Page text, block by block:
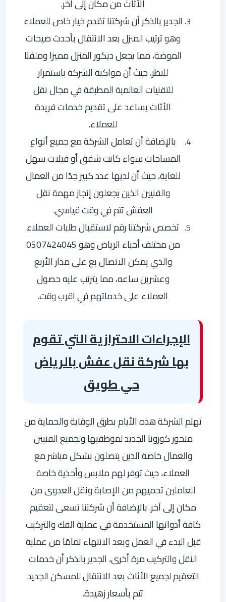
الأثاث من مكان إلى آخر.
الجدير بالذكر أن شركتنا تقدم خيار خاص للعملاء
وهو ترتيب المنزل بعد الانتقال بأحدث صيحات
الموضة، مما يجعل ديكور المنزل مميزا وملفتا
للنظر، حيث أن مواكبة الشركة باستمرار
للتقنيات العالمية المطبقة في مجال نقل
الأثاث يساعد على تقديم خدمات فريدة
للعملاء.
بالإضافة أن تعامل الشركة مع جميع أنواع
المساحات سواء كانت شقق أو فيلات سهل
للغاية، حيث أن لديها عدد كبير جدًا من العمال
والفنيين الذين يجعلون إنجاز مهمة نقل
العفش تتم في وقت قياسي.
تخصص شركتنا رقم لاستقبال طلبات العملاء
من مختلف أحياء الرياض وهو 0507424045
والذي يمكن الاتصال بع على مدار الأربع
وعشرين ساعه، مما يترتب عليه حصول
العملاء على خدماتهم في اقرب وقت.
الإجراءات الاحترازية التي تقوم
بها شركة نقل عفش بالرياض
حي طويق
تهتم الشركة هذه الأيام بطرق الوقاية والحماية من
متحور كورونا الجديد لموظفيها ولجميع الفنيين
والعمال خاصة الذين يتصلون بشكل مباشر مع
العملاء، حيث توفر لهم ملابس وأحذية خاصة
للعاملين تحميهم من الإصابة ونقل العدوى من
مكان إلى آخر. بالإضافة أن شركتنا تسعى لتعقيم
كافة أدواتها المستخدمة في عملية الفك والتركيب
قبل البدء في العمل وبعد الانتهاء تمامًا من عملية
النقل والتركيب مرة أخرى، الجدير بالذكر أن خدمات
التعقيم لجميع الأثاث بعد الانتقال للمسكن الجديد
تتم بأسعار زهيدة.